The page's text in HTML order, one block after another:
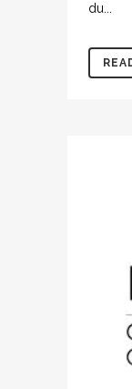
du...